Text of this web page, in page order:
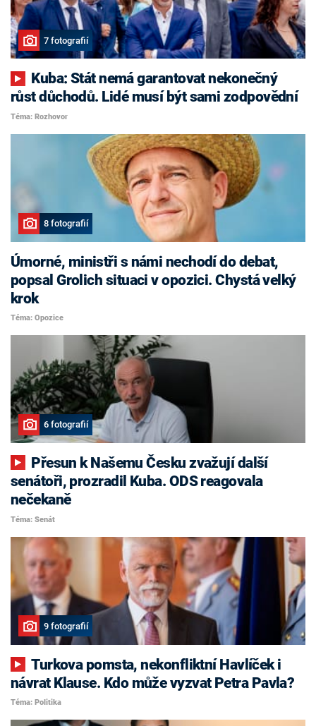
7 fotografií
růst důchodů. Lidé musí být sami zodpovědní
Téma: Rozhovor
8 fotografií
Úmorné, ministři s námi nechodí do debat,
popsal Grolich situaci v opozici. Chystá velký
krok
Téma: Opozice
6 fotografií
senátoři, prozradil Kuba. ODS reagovala
nečekaně
Téma: Senát
9 fotografií
Turkova pomsta, nekonfliktní Havlíček i
návrat Klause. Kdo může vyzvat Petra Pavla?
Téma: Politika